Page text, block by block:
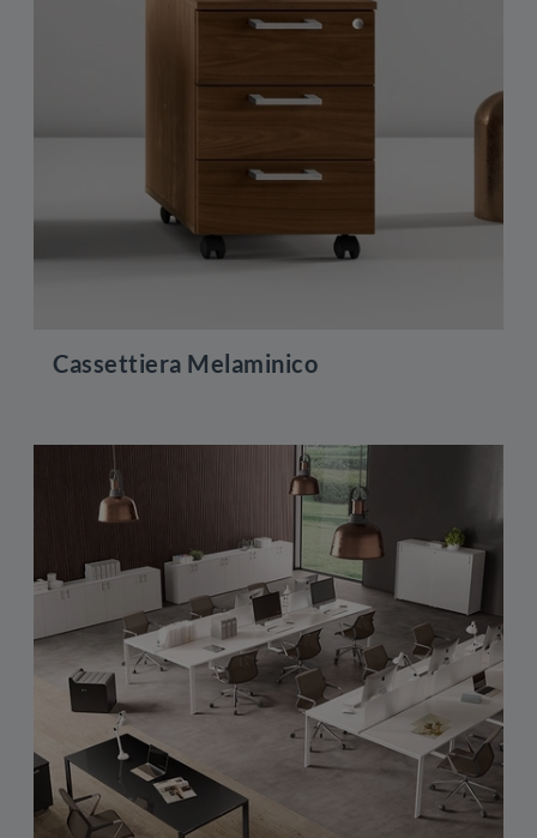
Cassettiera Melaminico